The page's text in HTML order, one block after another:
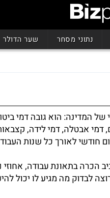
נתוני מסחר שער הדולר
של המדינה: הוא גובה דמי
דמי אבטלה, דמי לידה,
חודשי לאורך כל שנות
הכרה בתאונת עבודה, אחוזי
לבדוק מה מגיע לו יכול